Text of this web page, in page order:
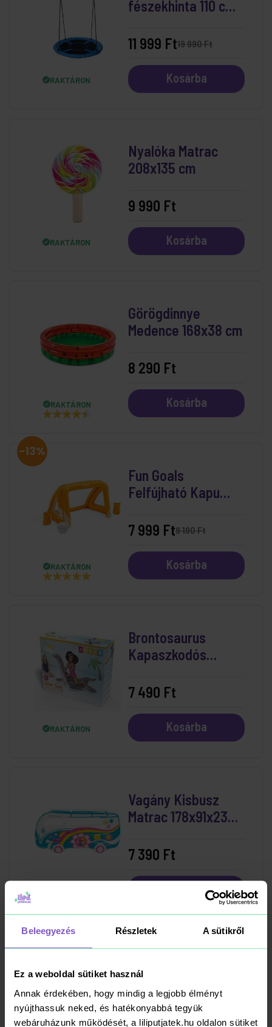
Beleegyezés Részletek A sütikről
Ez a weboldal sütiket használ
Annak érdekében, hogy mindig a legjobb élményt
nyújthassuk neked, és hatékonyabbá tegyük
webáruházunk működését, a liliputjatek.hu oldalon sütiket
RAKTÁRON
fészekhinta 110 cm
19 990 Ft
11 999 Ft
Kosárba
RAKTÁRON
Nyalóka Matrac
208x135 cm
9 990 Ft
Kosárba
RAKTÁRON
Görögdinnye
Medence 168x38 cm
8 290 Ft
Kosárba
-13%
RAKTÁRON
Fun Goals
Felfújható Kapu
(140x89x91 cm)
9 190 Ft
7 999 Ft
Kosárba
RAKTÁRON
Brontosaurus
Kapaszkodós
7 490 Ft
Kosárba
Vagány Kisbusz
Matrac 178x91x23
7 390 Ft
Kosárba
Úszógumi 79x79cm
4 490 Ft